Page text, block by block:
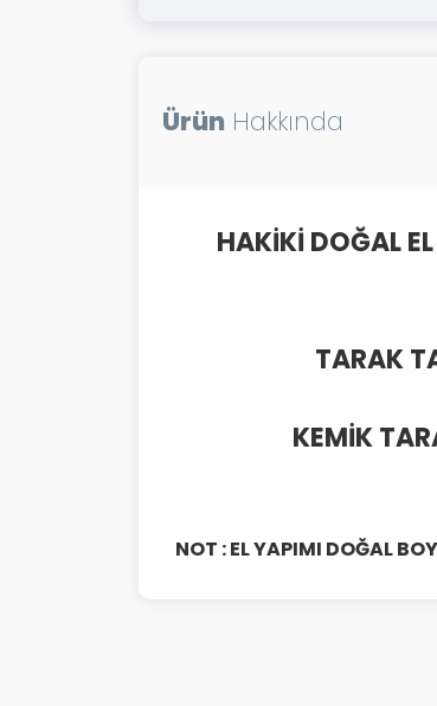
Ürün Hakkında
HAKİKİ DOĞAL
TARAK
KEMİK
NOT : EL YAPIMI DOĞAL